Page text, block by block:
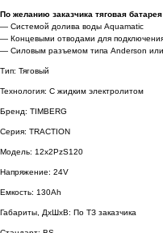
По желанию заказчика тяговая
— Системой долива воды Aquamatic
— Концевыми отводами для подключения
— Силовым разъемом типа Anderson или
Тип: Тяговый
Теxнология: С жидким электролитом
Бренд: TIMBERG
Серия: TRACTION
Модель: 12x2PzS120
Напряжение: 24V
Емкость: 130Ah
Габариты, ДхШхВ: По ТЗ заказчика